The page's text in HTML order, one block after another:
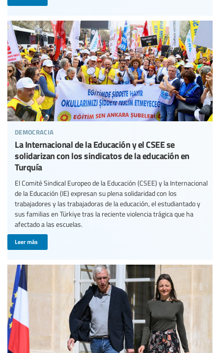
democracia
La Internacional de la Educación y el CSEE se
solidarizan con los sindicatos de la educación en
Turquía
El Comité Sindical Europeo de la Educación (CSEE) y la Internacional
de la Educación (IE) expresan su plena solidaridad con los
trabajadores y las trabajadoras de la educación, el estudiantado y
sus familias en Türkiye tras la reciente violencia trágica que ha
afectado a las escuelas.
Leer más